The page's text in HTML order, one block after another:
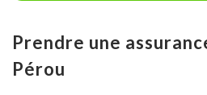
Prendre une
Pérou